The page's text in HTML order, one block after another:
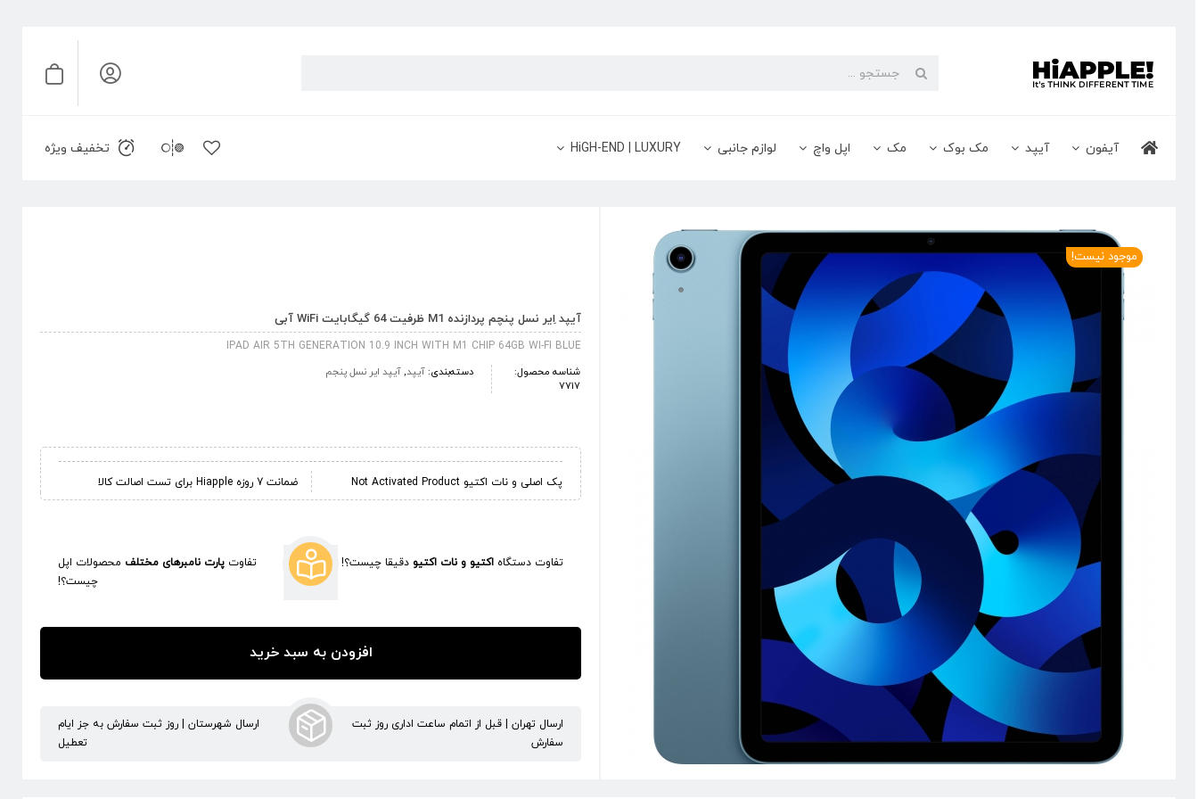
content
جستجو
آیفون آیپد مک بوک مک اپل واچ لوازم جانبی HiGH-END | LUXURY تخفیف ویژه
موجود نیست!
آیپد اِیر نسل پنچم پردازنده M1 ظرفیت 64 گیگابایت WiFi آبی
IPAD AIR 5TH GENERATION 10.9 INCH WITH M1 CHIP 64GB WI-FI BLUE
شناسه محصول:
7717
دسته‌بندی:آیپد,آیپد ایر نسل پنجم
پک اصلی و نات اکتیو Not Activated Product ضمانت 7 روزه Hiapple برای تست اصالت کالا
تفاوت دستگاه اکتیو و نات اکتیو دقیقا چیست؟! تفاوت پارت نامبرهای مختلف محصولات اپل
چیست؟!
افزودن به سبد خرید
ارسال تهران | قبل از اتمام ساعت اداری روز ثبت
سفارش
ارسال شهرستان | روز ثبت سفارش به جز ایام
تعطیل